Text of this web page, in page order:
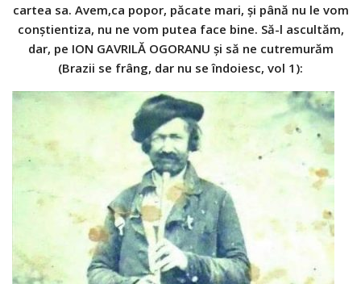
cartea sa. Avem,ca popor, păcate mari, și până nu le vom
conștientiza, nu ne vom putea face bine. Să-l ascultăm,
dar, pe ION GAVRILĂ OGORANU și să ne cutremurăm
(Brazii se frâng, dar nu se îndoiesc, vol 1):